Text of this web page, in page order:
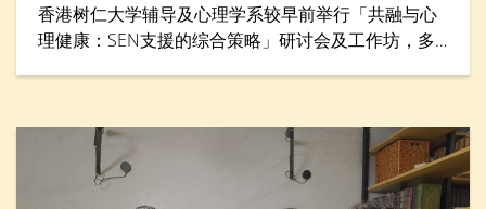
香港树仁大学辅导及心理学系较早前举行「共融与心
理健康：SEN支援的综合策略」研讨会及工作坊，多